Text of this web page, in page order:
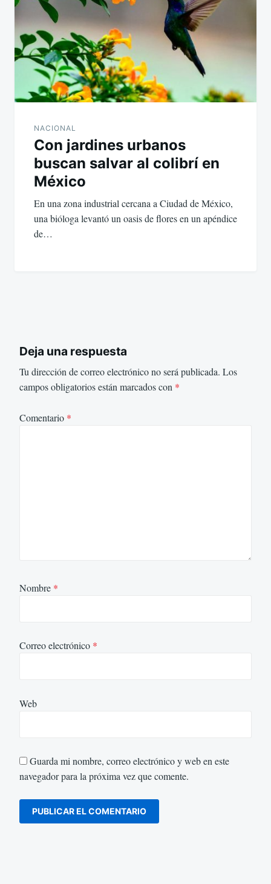
NACIONAL
Con jardines urbanos
buscan salvar al colibrí en
México
En una zona industrial cercana a Ciudad de México,
una bióloga levantó un oasis de flores en un apéndice
de…
Deja una respuesta
Tu dirección de correo electrónico no será publicada. Los
campos obligatorios están marcados con *
Comentario *
Nombre *
Correo electrónico *
Web
Guarda mi nombre, correo electrónico y web en este
navegador para la próxima vez que comente.